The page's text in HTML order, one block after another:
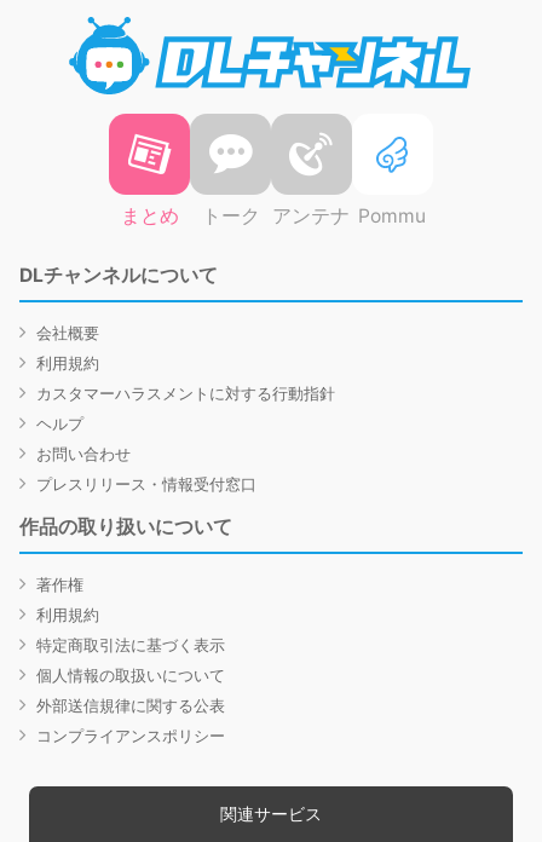
まとめ トーク アンテナ Pommu
DLチャンネルについて
会社概要
利用規約
カスタマーハラスメントに対する行動指針
ヘルプ
お問い合わせ
プレスリリース・情報受付窓口
作品の取り扱いについて
著作権
利用規約
特定商取引法に基づく表示
個人情報の取扱いについて
外部送信規律に関する公表
コンプライアンスポリシー
関連サービス